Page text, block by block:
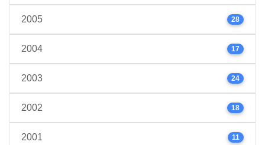
2005 28
2004 17
2003 24
2002 18
2001 11